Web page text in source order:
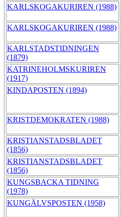
KARLSKOGAKURIREN (1988)
KARLSKOGAKURIREN (1988)
KARLSTADSTIDNINGEN
(1879)
KATRINEHOLMSKURIREN
(1917)
KINDAPOSTEN (1894)
KRISTDEMOKRATEN (1988)
KRISTIANSTADSBLADET
(1856)
KRISTIANSTADSBLADET
(1856)
KUNGSBACKA TIDNING
(1978)
KUNGÄLVSPOSTEN (1958)